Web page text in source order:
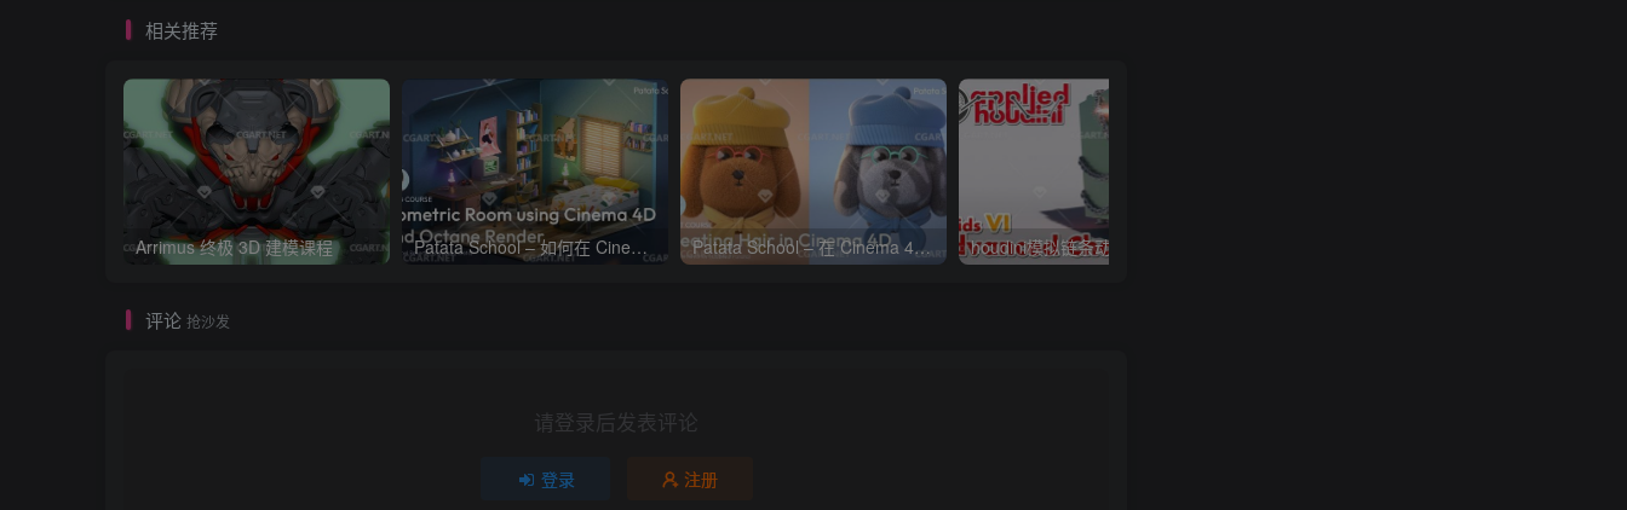
相关推荐
Arrimus 终极 3D 建模课程 Patata School – 如何在 Cinema 4D 和 Octane 中制迷你房间 Patata School – 在 Cinema 4D 中创建毛发教程 houdini模拟链条动画
评论 抢沙发
请登录后发表评论
登录 注册